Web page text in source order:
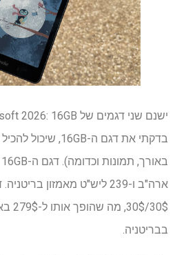
בבריטניה.